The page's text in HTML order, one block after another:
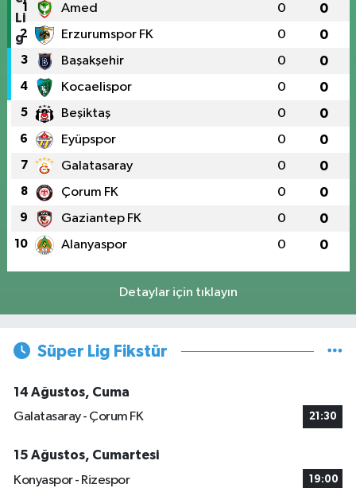
1 Amed 0 0
2 Erzurumspor FK 0 0
3 Başakşehir 0 0
4 Kocaelispor 0 0
5 Beşiktaş 0 0
6 Eyüpspor 0 0
7 Galatasaray 0 0
8 Çorum FK 0 0
9 Gaziantep FK 0 0
10 Alanyaspor 0 0
Detaylar için tıklayın
Süper Lig Fikstür
14 Ağustos, Cuma
Galatasaray - Çorum FK
21:30
15 Ağustos, Cumartesi
Konyaspor - Rizespor
19:00